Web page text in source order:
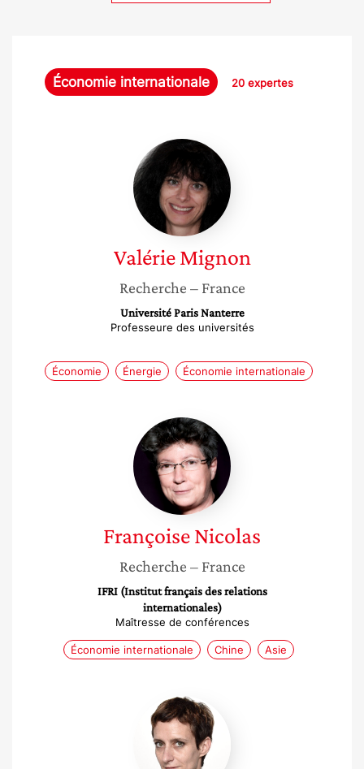
Économie internationale 20 expertes
Valérie
Mignon
Valérie Mignon
Recherche – France
Université Paris Nanterre
Professeure des universités
Économie Énergie Économie internationale
Françoise
Nicolas
FrançoiseNicolas
Recherche – France
IFRI (Institut français des relations
internationales)
Maîtresse de conférences
Économie internationale Chine Asie
Soledad
Zignago